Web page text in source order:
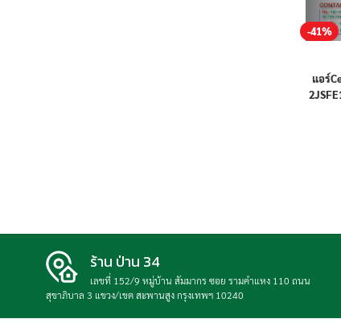
-41%
แอร์
ร้าน ป่าน 34
เลขที่ 152/9 หมู่บ้าน สัมมากร ซอย รามคำแหง 110 ถนน
สุขาภิบาล 3 แขวง/เขต สะพานสูง กรุงเทพฯ 10240